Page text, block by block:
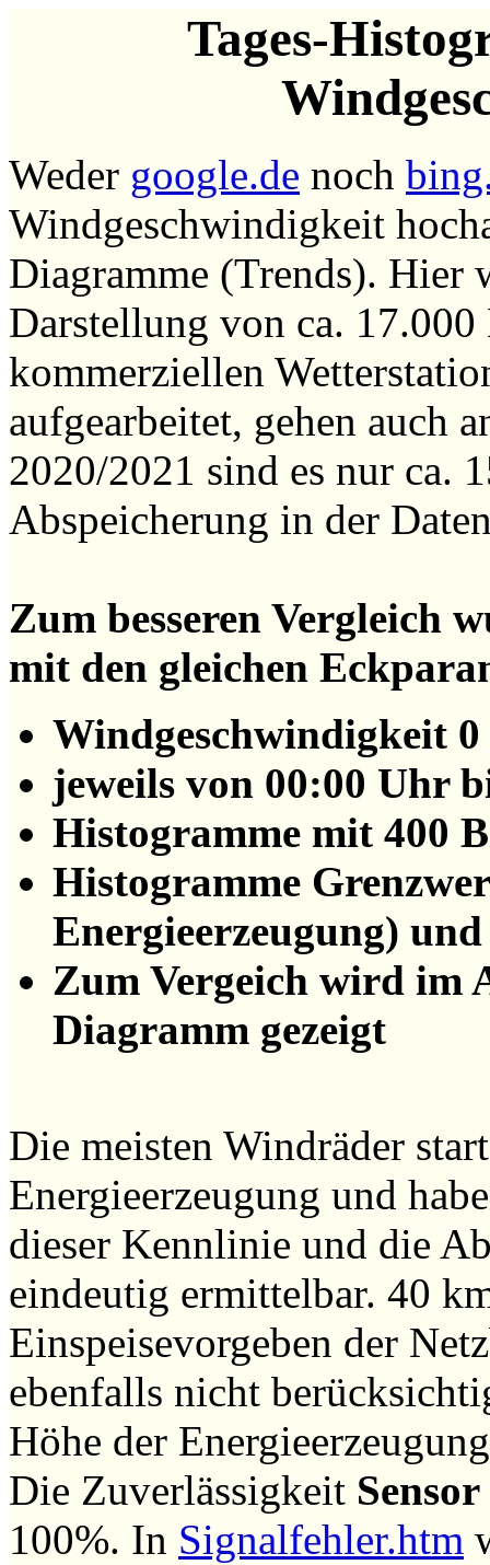
Tages-
Weder google.de noch
Windgeschwindigkeit
Diagramme (Trends). Hier
Darstellung von ca.
kommerziellen
aufgearbeitet, gehen auch
2020/2021 sind es nur ca.
Abspeicherung in der
Zum besseren Vergleich
mit den gleichen
Windgeschwindigkeit
jeweils von 00:00 Uhr
Histogramme mit 400
Histogramme
Energieerzeugung)
Zum Vergeich wird im
Diagramm gezeigt
Die meisten Windräder
Energieerzeugung und
dieser Kennlinie und die
eindeutig ermittelbar. 40
Einspeisevorgeben der
ebenfalls nicht
Höhe der
Die Zuverlässigkeit
100%. In Signalfehler.htm